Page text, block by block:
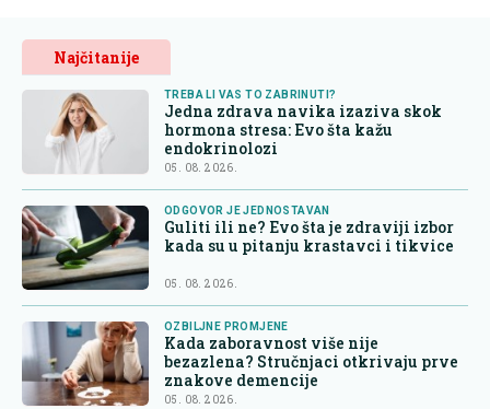
Najčitanije
TREBA LI VAS TO ZABRINUTI?
Jedna zdrava navika izaziva skok
hormona stresa: Evo šta kažu
endokrinolozi
05. 08. 2026.
ODGOVOR JE JEDNOSTAVAN
Guliti ili ne? Evo šta je zdraviji izbor
kada su u pitanju krastavci i tikvice
05. 08. 2026.
OZBILJNE PROMJENE
Kada zaboravnost više nije
bezazlena? Stručnjaci otkrivaju prve
znakove demencije
05. 08. 2026.